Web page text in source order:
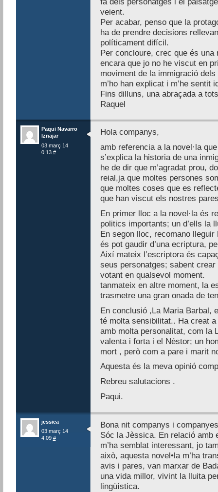
veient.
Per acabar, penso que la
ha de prendre decisions
políticament difícil.
Per concloure, crec que és una
encara que jo no he viscut en
moviment de la immigració
m’ho han explicat i m’he sentit
Fins dilluns, una abraçada a
Raquel
Paqui Navarro
Iznajar
03 març 14
0:13 #
Hola companys,
amb referencia a la novel·la
s’explica la historia de una
he de dir que m’agradat prou,
reial,ja que moltes persones
que moltes coses que es
que han viscut els nostres
En primer lloc a la novel·la és
politics importants; un d’ells la
En segon lloc, recomano lleguir
és pot gaudir d’una ecriptura,
Així mateix l’escriptora és
seus personatges; sabent
votant en qualsevol moment.
tanmateix en altre moment, la
trasmetre una gran onada de
En conclusió ,La Maria Barbal,
té molta sensibilitat.. Ha creat
amb molta personalitat, com la
valenta i forta i el Néstor; un
mort , però com a pare i marit
Aquesta és la meva opinió
Rebreu salutacions .
Paqui.
jessica
03 març 14
4:09 #
Bona nit companys i
Sóc la Jèssica. En relació amb
m’ha semblat interessant, jo
això, aquesta novel•la m’ha
avis i pares, van marxar de
una vida millor, vivint la lluita
lingüística.